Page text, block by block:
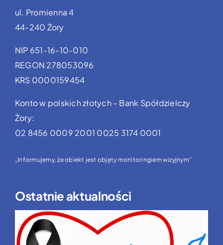
ul. Promienna 4
44-240 Żory
NIP 651-16-10-010
REGON 278053096
KRS 0000159454
Konto w polskich złotych – Bank Spółdzielczy
Żory:
02 8456 0009 2001 0025 3174 0001
„Informujemy, że obiekt jest objęty monitoringiem wizyjnym”
Ostatnie aktualności